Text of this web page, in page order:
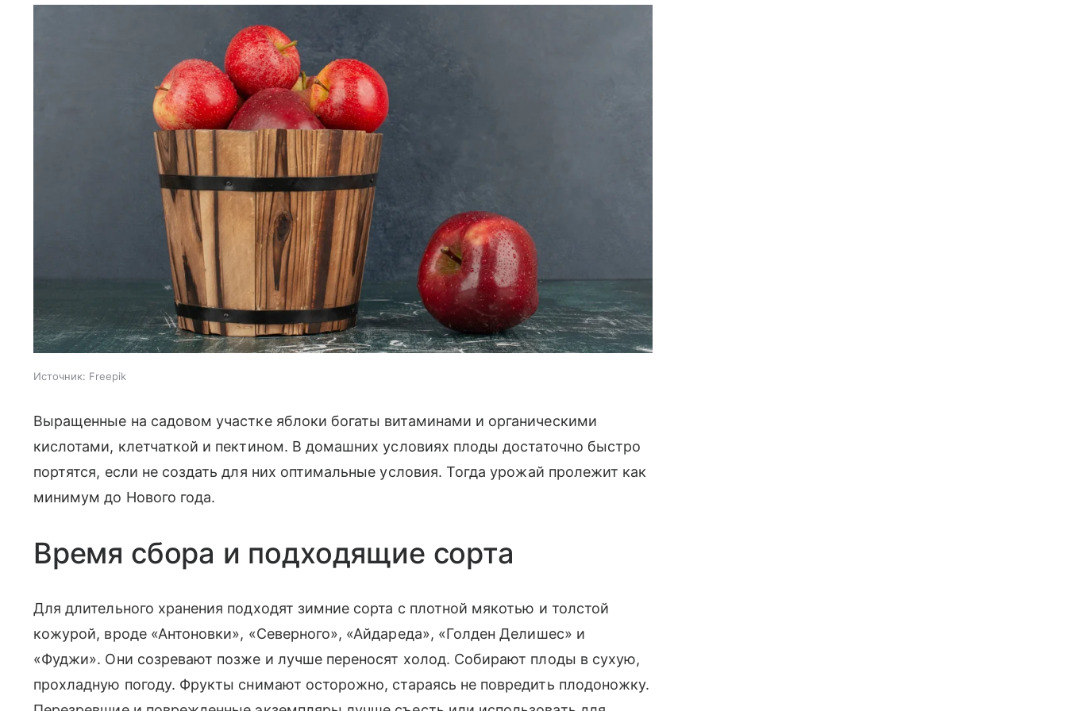
Источник: Freepik
Выращенные на садовом участке яблоки богаты витаминами и органическими
кислотами, клетчаткой и пектином. В домашних условиях плоды достаточно быстро
портятся, если не создать для них оптимальные условия. Тогда урожай пролежит как
минимум до Нового года.
Время сбора и подходящие сорта
Для длительного хранения подходят зимние сорта с плотной мякотью и толстой
кожурой, вроде «Антоновки», «Северного», «Айдареда», «Голден Делишес» и
«Фуджи». Они созревают позже и лучше переносят холод. Собирают плоды в сухую,
прохладную погоду. Фрукты снимают осторожно, стараясь не повредить плодоножку.